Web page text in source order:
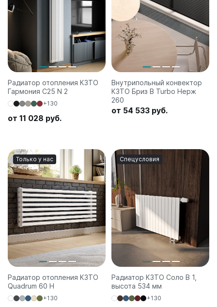
Радиатор отопления КЗТО
Гармония C25 N 2
+130
от 11 028 руб.
Внутрипольный конвектор
КЗТО Бриз В Turbo Нерж
260
от 54 533 руб.
Только у нас
Радиатор отопления КЗТО
Quadrum 60 H
+130
Спецусловия
Радиатор КЗТО Соло В 1,
высота 534 мм
+130